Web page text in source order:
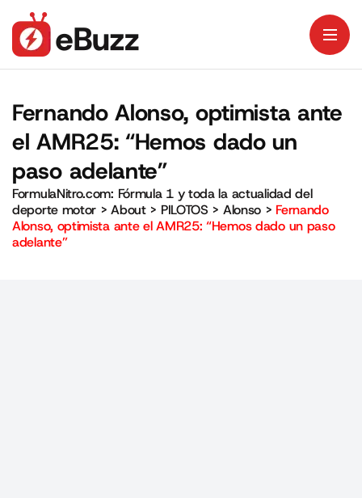
Fernando Alonso, optimista ante
el AMR25: “Hemos dado un
paso adelante”
FormulaNitro.com: Fórmula 1 y toda la actualidad del
deporte motor >About> PILOTOS > Alonso > Fernando
Alonso, optimista ante el AMR25: “Hemos dado un paso
adelante”